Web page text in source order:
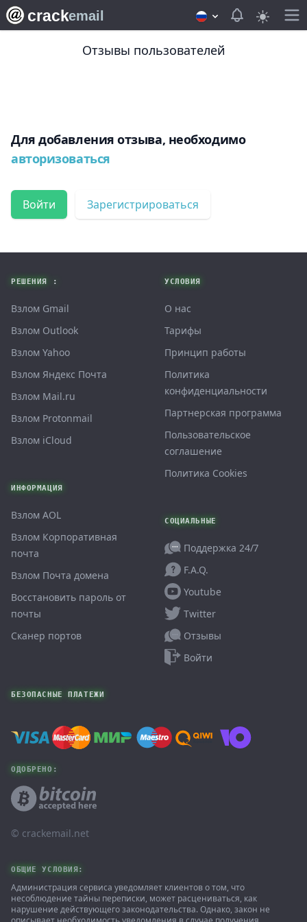
crackemail View
Отзывы пользователей
Для добавления отзыва, необходимо
авторизоваться
Войти Зарегистрироваться
РЕШЕНИЯ :
Взлом Gmail
Взлом Outlook
Взлом Yahoo
Взлом Яндекс Почта
Взлом Mail.ru
Взлом Protonmail
Взлом iCloud
ИНФОРМАЦИЯ
Взлом AOL
Взлом Корпоративная
почта
Взлом Почта домена
Восстановить пароль от
почты
Сканер портов
УСЛОВИЯ
О нас
Тарифы
Принцип работы
Политика
конфиденциальности
Партнерская программа
Пользовательское
соглашение
Политика Cookies
СОЦИАЛЬНЫЕ
Поддержка 24/7
F.A.Q.
Youtube
Twitter
Отзывы
Войти
БЕЗОПАСНЫЕ ПЛАТЕЖИ
ОДОБРЕНО:
© ‌crackemail.net
ОБЩИЕ УСЛОВИЯ:
Администрация сервиса уведомляет клиентов о том, что
несоблюдение тайны переписки, может расцениваться, как
нарушение действующего законодательства. Однако, закон не